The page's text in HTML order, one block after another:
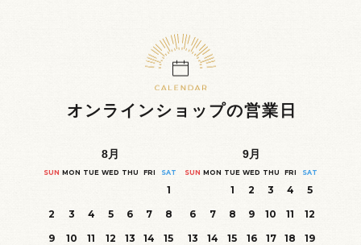
オンラインショップの営業日
8月
SUN MON TUE WED THU FRI SAT
1
2
3 4 5 6 7
8
9
10 11 12 13 14
15
9月
SUN MON TUE WED THU FRI SAT
1 2 3 4
5
6
7 8 9 10 11
12
13
14 15 16 17 18
19